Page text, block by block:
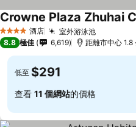
4 星級 酒店 室外游泳池
Crowne Plaza Zhuhai
8.8 極佳 6,619 距離市中心 1.8
低至 $291
查看 11 個網站的價格